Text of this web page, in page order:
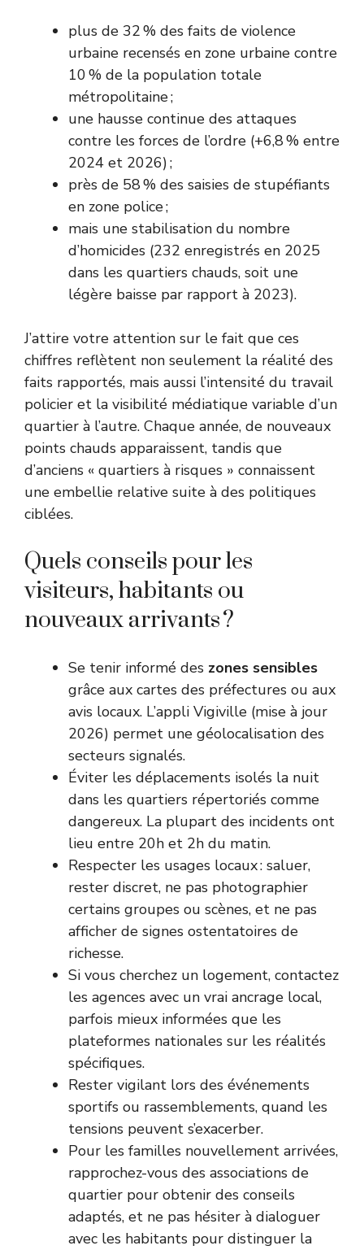
plus de 32 % des faits de violence
urbaine recensés en zone urbaine contre
10 % de la population totale
métropolitaine ;
une hausse continue des attaques
contre les forces de l’ordre (+6,8 % entre
2024 et 2026) ;
près de 58 % des saisies de stupéfiants
en zone police ;
mais une stabilisation du nombre
d’homicides (232 enregistrés en 2025
dans les quartiers chauds, soit une
légère baisse par rapport à 2023).
J’attire votre attention sur le fait que ces
chiffres reflètent non seulement la réalité des
faits rapportés, mais aussi l’intensité du travail
policier et la visibilité médiatique variable d’un
quartier à l’autre. Chaque année, de nouveaux
points chauds apparaissent, tandis que
d’anciens « quartiers à risques » connaissent
une embellie relative suite à des politiques
ciblées.
Quels conseils pour les
visiteurs, habitants ou
nouveaux arrivants ?
Se tenir informé des zones sensibles
grâce aux cartes des préfectures ou aux
avis locaux. L’appli Vigiville (mise à jour
2026) permet une géolocalisation des
secteurs signalés.
Éviter les déplacements isolés la nuit
dans les quartiers répertoriés comme
dangereux. La plupart des incidents ont
lieu entre 20h et 2h du matin.
Respecter les usages locaux : saluer,
rester discret, ne pas photographier
certains groupes ou scènes, et ne pas
afficher de signes ostentatoires de
richesse.
Si vous cherchez un logement, contactez
les agences avec un vrai ancrage local,
parfois mieux informées que les
plateformes nationales sur les réalités
spécifiques.
Rester vigilant lors des événements
sportifs ou rassemblements, quand les
tensions peuvent s’exacerber.
Pour les familles nouvellement arrivées,
rapprochez-vous des associations de
quartier pour obtenir des conseils
adaptés, et ne pas hésiter à dialoguer
avec les habitants pour distinguer la